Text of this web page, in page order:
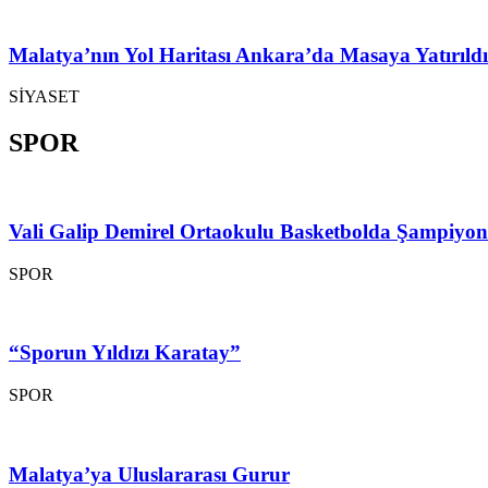
Malatya’nın Yol Haritası Ankara’da Masaya Yatırıldı
SİYASET
SPOR
Vali Galip Demirel Ortaokulu Basketbolda
SPOR
“Sporun Yıldızı Karatay”
SPOR
Malatya’ya Uluslararası Gurur